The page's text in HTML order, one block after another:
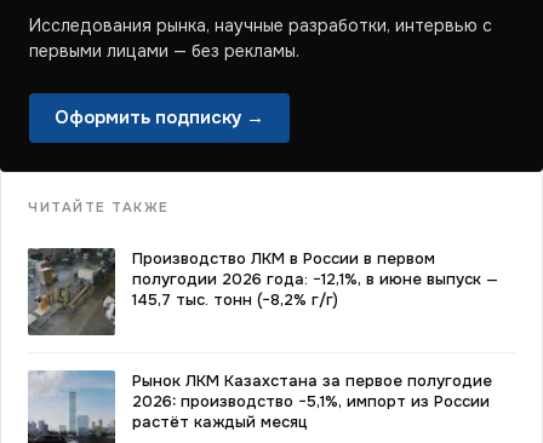
Исследования рынка, научные разработки, интервью с
первыми лицами — без рекламы.
Оформить подписку →
ЧИТАЙТЕ ТАКЖЕ
Производство ЛКМ в России в первом
полугодии 2026 года: −12,1%, в июне выпуск —
145,7 тыс. тонн (−8,2% г/г)
Рынок ЛКМ Казахстана за первое полугодие
2026: производство −5,1%, импорт из России
растёт каждый месяц